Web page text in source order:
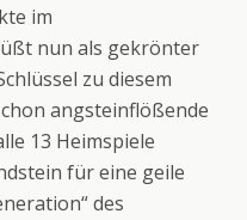
im
nun als gekrönter
zu diesem
angsteinflößende
13 Heimspiele
für eine geile
des